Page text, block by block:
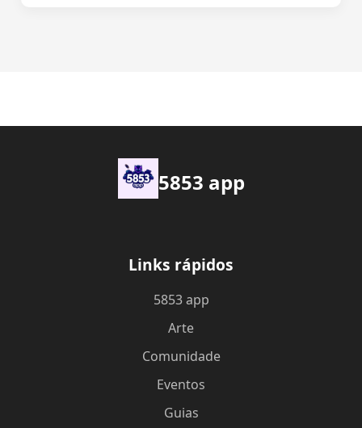
5853 app
Links rápidos
5853 app
Arte
Comunidade
Eventos
Guias